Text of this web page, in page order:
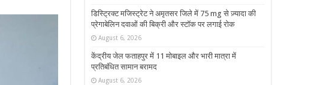
डिस्ट्रिक्ट मजिस्ट्रेट ने अमृतसर जिले में 75 mg से ज़्यादा की
प्रेगाबेलिन दवाओं की बिक्री और स्टॉक पर लगाई रोक
August 6, 2026
केंद्रीय जेल फताहपुर में 11 मोबाइल और भारी मात्रा में
प्रतिबंधित सामान बरामद
August 6, 2026